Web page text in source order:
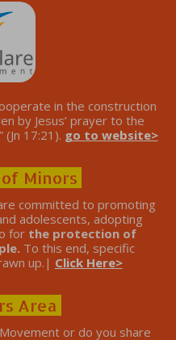
in the construction
by Jesus’ prayer to the
17:21). go to website>
Minors
committed to promoting
adolescents, adopting
for the protection of
To this end, specific
up.| Click Here>
Area
or do you share